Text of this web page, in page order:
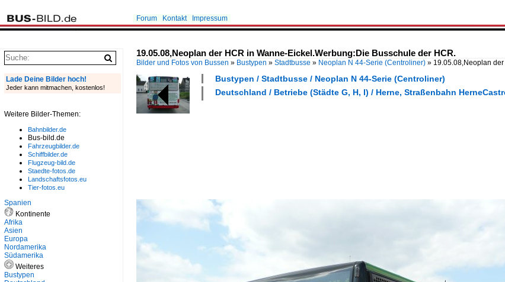
Forum Kontakt Impressum
19.05.08,Neoplan der HCR in Wanne-Eickel.Werbung:Die Busschule der HCR.
Bilder und Fotos von Bussen » Bustypen » Stadtbusse » Neoplan N 44-Serie (Centroliner) » 19.05.08,Neoplan
Bustypen / Stadtbusse / Neoplan N 44-Serie (Centroliner)
Deutschland / Betriebe (Städte G, H, I) / Herne, Straßenbahn
Lade Deine Bilder hoch!
Jeder kann mitmachen, kostenlos!
Weitere Bilder-Themen:
Bahnbilder.de
Bus-bild.de
Fahrzeugbilder.de
Schiffbilder.de
Flugzeug-bild.de
Staedte-fotos.de
Landschaftsfotos.eu
Tier-fotos.eu
Spanien
Kontinente
Afrika
Asien
Europa
Nordamerika
Südamerika
Weiteres
Bustypen